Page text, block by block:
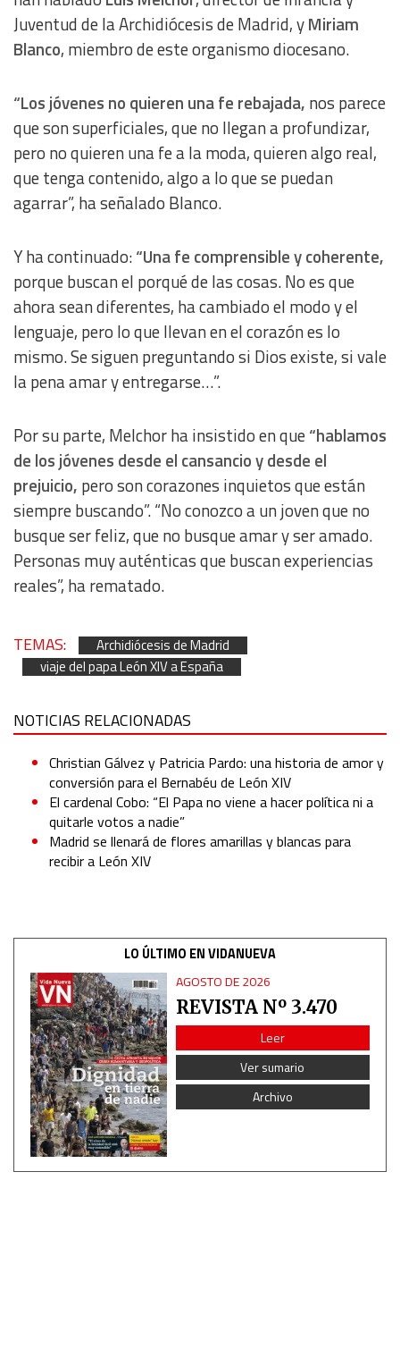
Juventud de la Archidiócesis de Madrid, yMiriam
Blanco, miembro de este organismo diocesano.
“Los jóvenes no quieren una fe rebajada, nos parece
que son superficiales, que no llegan a profundizar,
pero no quieren una fe a la moda, quieren algo real,
que tenga contenido, algo a lo que se puedan
agarrar”, ha señalado Blanco.
Y ha continuado:“Una fe comprensible y coherente,
porque buscan el porqué de las cosas. No es que
ahora sean diferentes, ha cambiado el modo y el
lenguaje, pero lo que llevan en el corazón es lo
mismo. Se siguen preguntando si Dios existe, si vale
la pena amar y entregarse…”.
Por su parte, Melchor ha insistido en que“hablamos
de los jóvenes desde el cansancio y desde el
prejuicio, pero son corazones inquietos que están
siempre buscando”. “No conozco a un joven que no
busque ser feliz, que no busque amar y ser amado.
Personas muy auténticas que buscan experiencias
reales”, ha rematado.
TEMAS:
Archidiócesis de Madrid
viaje del papa León XIV a España
NOTICIAS RELACIONADAS
Christian Gálvez y Patricia Pardo: una historia de amor y
conversión para el Bernabéu de León XIV
El cardenal Cobo: “El Papa no viene a hacer política ni a
quitarle votos a nadie”
Madrid se llenará de flores amarillas y blancas para
recibir a León XIV
LO ÚLTIMO EN VIDANUEVA
AGOSTO DE 2026
REVISTA Nº 3.470
Leer
Ver sumario
Archivo
IAB Special Features:
Use precise geolocation data
Identify devices based on information actively requested
Non-IAB processing purposes:
Essential
Analytical
Functional
Advertising